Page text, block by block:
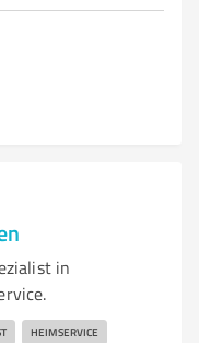
in
HEIMSERVICE